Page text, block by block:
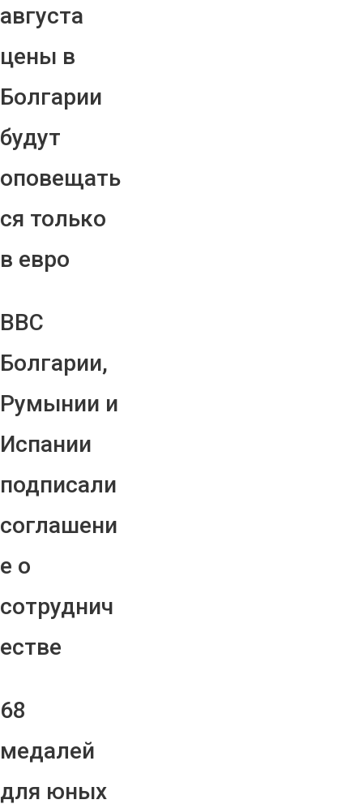
августа
цены в
Болгарии
будут
оповещать
ся только
в евро
ВВС
Болгарии,
Румынии и
Испании
подписали
соглашени
е о
сотруднич
естве
68
медалей
для юных